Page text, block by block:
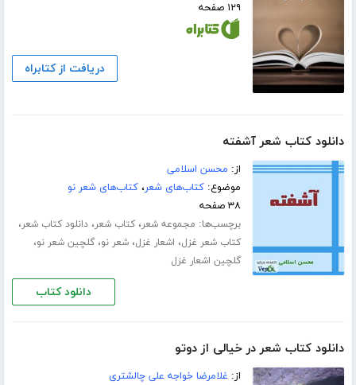
۱۲۹ صفحه
دریافت از کتابراه
دانلود کتاب شعر آشفته
از: محسن اسلامی
موضوع:کتاب‌های شعر،کتاب‌های شعر نو
۳۸ صفحه
برچسب‌ها: مجموعه شعر،کتاب شعر،دانلود کتاب شعر،
کتاب شعر غزل، اشعار غزل،شعر نو،گلچین شعر نو،
گلچین اشعار غزل
دانلود کتاب
دانلود کتاب شعر در خیالی از دوتو
از: غلامرضا خواجه علی چالشتری